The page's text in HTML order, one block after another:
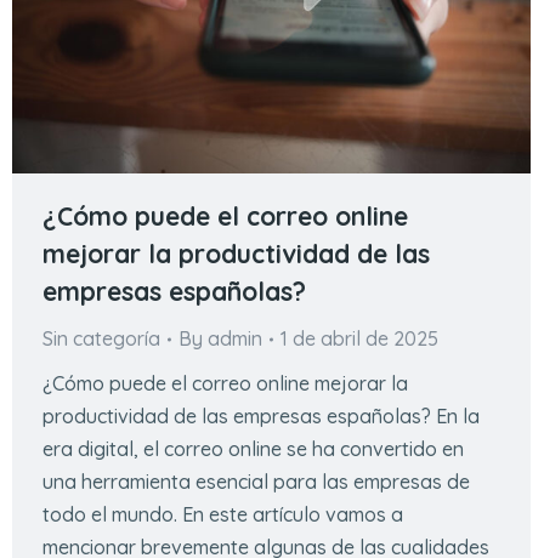
¿Cómo puede el correo online
mejorar la productividad de las
empresas españolas?
Sin categoría By admin
1 de abril de 2025
¿Cómo puede el correo online mejorar la
productividad de las empresas españolas? En la
era digital, el correo online se ha convertido en
una herramienta esencial para las empresas de
todo el mundo. En este artículo vamos a
mencionar brevemente algunas de las cualidades